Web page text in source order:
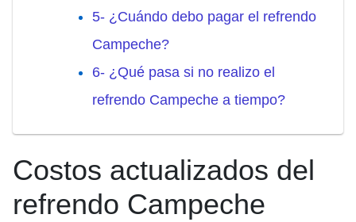
5- ¿Cuándo debo pagar el refrendo
Campeche?
6- ¿Qué pasa si no realizo el
refrendo Campeche a tiempo?
Costos actualizados del
refrendo Campeche